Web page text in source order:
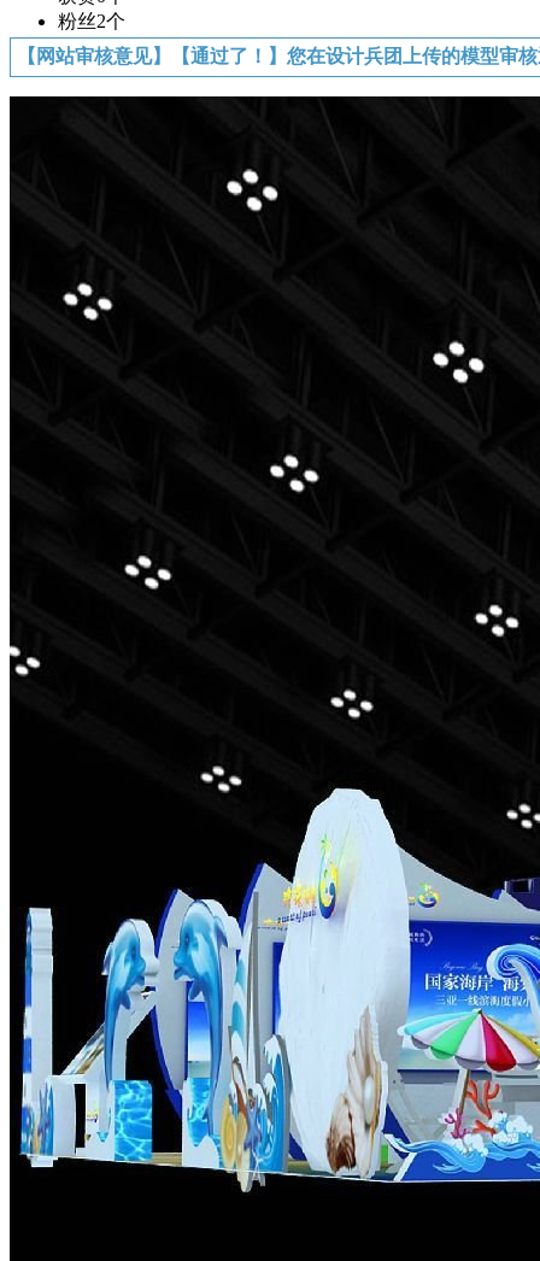
粉丝2个
【网站审核意见】【通过了！】您在设计兵团上传的模型审